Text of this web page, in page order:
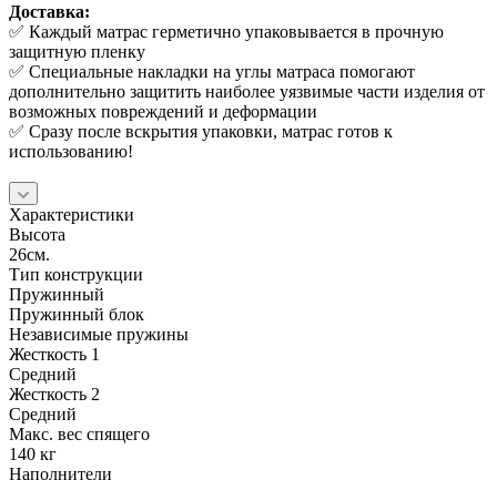
Доставка:
✅ Каждый матрас герметично упаковывается в прочную
защитную пленку
✅ Специальные накладки на углы матраса помогают
дополнительно защитить наиболее уязвимые части изделия от
возможных повреждений и деформации
✅ Сразу после вскрытия упаковки, матрас готов к
использованию!
Характеристики
Высота
26см.
Тип конструкции
Пружинный
Пружинный блок
Независимые пружины
Жесткость 1
Средний
Жесткость 2
Средний
Макс. вес спящего
140 кг
Наполнители